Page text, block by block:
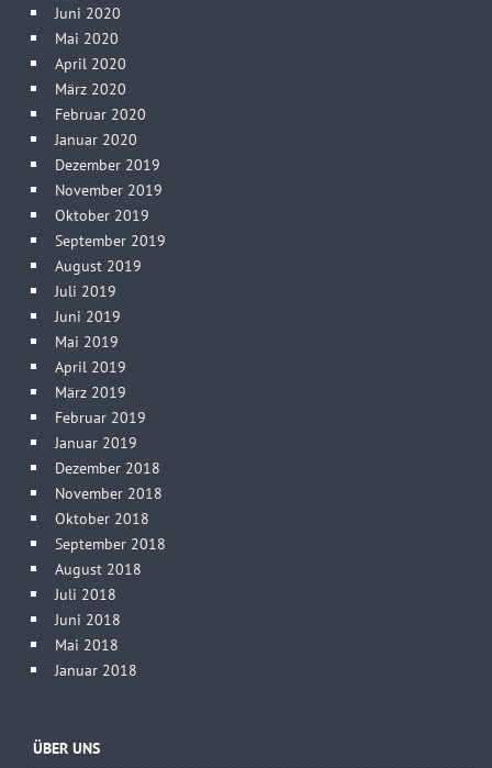
Juni 2020
Mai 2020
April 2020
März 2020
Februar 2020
Januar 2020
Dezember 2019
November 2019
Oktober 2019
September 2019
August 2019
Juli 2019
Juni 2019
Mai 2019
April 2019
März 2019
Februar 2019
Januar 2019
Dezember 2018
November 2018
Oktober 2018
September 2018
August 2018
Juli 2018
Juni 2018
Mai 2018
Januar 2018
ÜBER UNS